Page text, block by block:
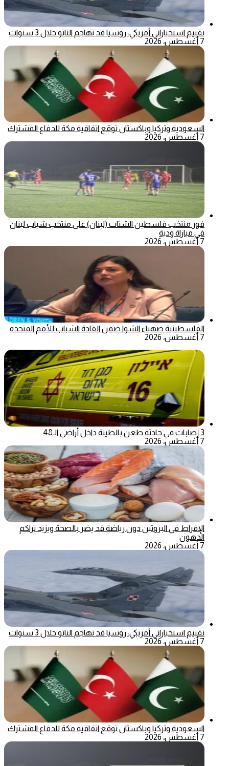
تقييم استخباراتي أمريكي: روسيا قد تهاجم الناتو خلال 3 سنوات
7 أغسطس، 2026
السعودية وتركيا وباكستان توقع اتفاقية مكة للدفاع المشترك
7 أغسطس، 2026
فوز منتخب فلسطين الشتات (لبنان) على منتخب شباب لبنان
في مباراة ودية
7 أغسطس، 2026
الفلسطينية صهباء الشوا ضمن القادة الشباب للأمم المتحدة
7 أغسطس، 2026
3 إصابات في حادثة طعن بالطيبة داخل أراضي الـ48
7 أغسطس، 2026
الإفراط في البروتين دون رياضة قد يضر بالصحة ويزيد تراكم
الدهون
7 أغسطس، 2026
تقييم استخباراتي أمريكي: روسيا قد تهاجم الناتو خلال 3 سنوات
7 أغسطس، 2026
السعودية وتركيا وباكستان توقع اتفاقية مكة للدفاع المشترك
7 أغسطس، 2026